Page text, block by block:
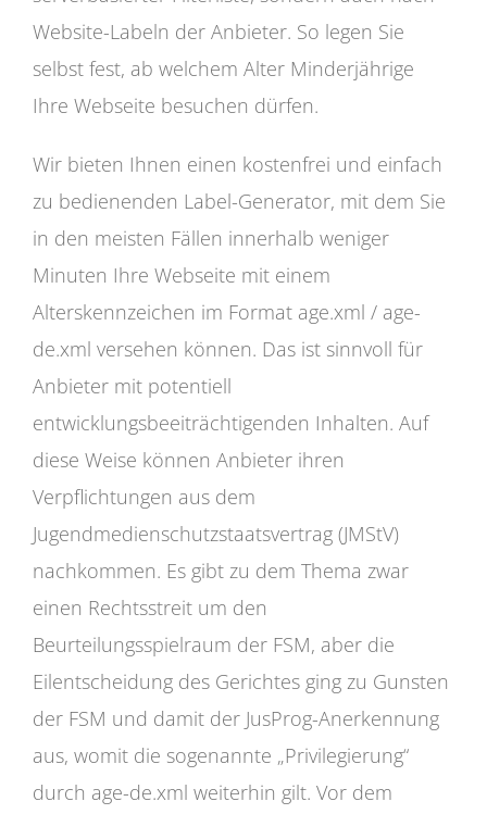
Website-Labeln der Anbieter. So legen Sie
selbst fest, ab welchem Alter Minderjährige
Ihre Webseite besuchen dürfen.
Wir bieten Ihnen einen kostenfrei und einfach
zu bedienenden Label-Generator, mit dem Sie
in den meisten Fällen innerhalb weniger
Minuten Ihre Webseite mit einem
Alterskennzeichen im Format age.xml / age-
de.xml versehen können. Das ist sinnvoll für
Anbieter mit potentiell
entwicklungsbeeiträchtigenden Inhalten. Auf
diese Weise können Anbieter ihren
Verpflichtungen aus dem
Jugendmedienschutzstaatsvertrag (JMStV)
nachkommen. Es gibt zu dem Thema zwar
einen Rechtsstreit um den
Beurteilungsspielraum der FSM, aber die
Eilentscheidung des Gerichtes ging zu Gunsten
der FSM und damit der JusProg-Anerkennung
aus, womit die sogenannte „Privilegierung“
durch age-de.xml weiterhin gilt. Vor dem